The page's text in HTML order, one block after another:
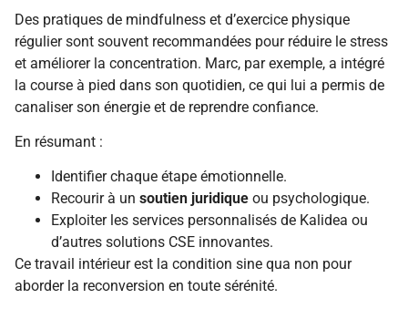
Des pratiques de mindfulness et d’exercice physique
régulier sont souvent recommandées pour réduire le stress
et améliorer la concentration. Marc, par exemple, a intégré
la course à pied dans son quotidien, ce qui lui a permis de
canaliser son énergie et de reprendre confiance.
En résumant :
Identifier chaque étape émotionnelle.
Recourir à un soutien juridique ou psychologique.
Exploiter les services personnalisés de Kalidea ou
d’autres solutions CSE innovantes.
Ce travail intérieur est la condition sine qua non pour
aborder la reconversion en toute sérénité.